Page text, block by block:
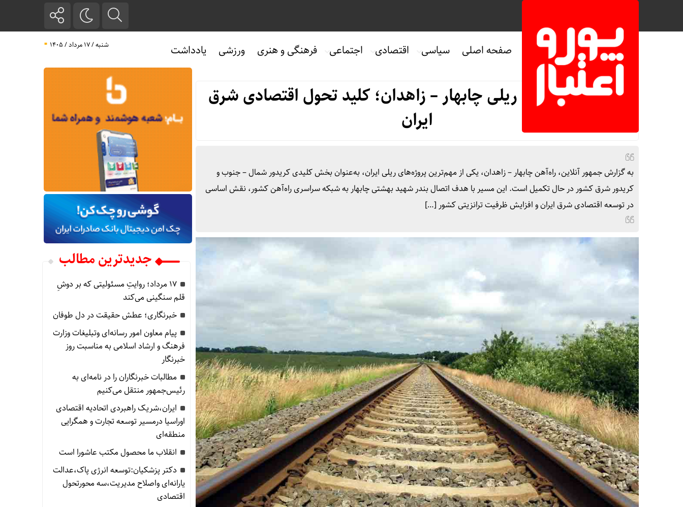
صفحه اصلی سیاسی اقتصادی اجتماعی فرهنگی و هنری ورزشی یادداشت شنبه / ۱۷ مرداد / ۱۴۰۵
صفحه نخست اقتصادی
پروژه استراتژیک ریلی چابهار – زاهدان؛ کلید تحول اقتصادی شرق
ایران
به گزارش جمهور آنلاین، راه‌آهن چابهار – زاهدان، یکی از مهم‌ترین پروژه‌های ریلی ایران، به‌عنوان بخش کلیدی کریدور شمال – جنوب و
کریدور شرق کشور در حال تکمیل است. این مسیر با هدف اتصال بندر شهید بهشتی چابهار به شبکه سراسری راه‌آهن کشور، نقش اساسی
در توسعه اقتصادی شرق ایران و افزایش ظرفیت ترانزیتی کشور […]
جدیدترین مطالب
۱۷ مرداد؛ روایتِ مسئولیتی که بر دوشِ
قلم سنگینی می‌کند
خبرنگاری؛ عطش حقیقت در دل طوفان
پیام معاون امور رسانه‌ای وتبلیغات وزارت
فرهنگ و ارشاد اسلامی به مناسبت روز
خبرنگار
مطالبات خبرنگاران را در نامه‌ای به
رئیس‌جمهور منتقل می‌کنیم
ایران،شریک راهبردی اتحادیه اقتصادی
اوراسیا درمسیر توسعه تجارت و همگرایی
منطقه‌ای
انقلاب ما محصول مکتب عاشورا است
دکتر پزشکیان:توسعه انرژی پاک،عدالت
یارانه‌ای واصلاح مدیریت،سه محورتحول
اقتصادی